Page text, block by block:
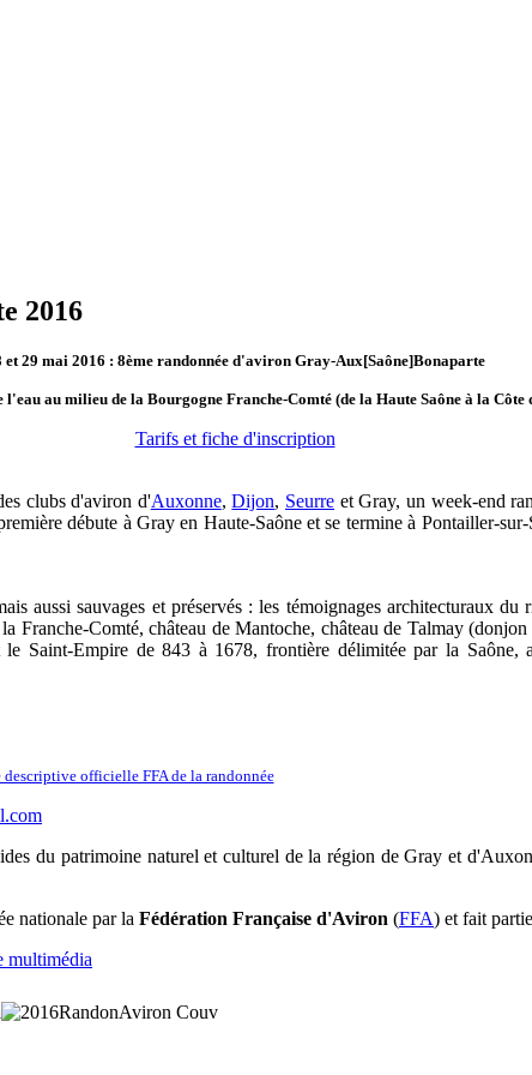
2016
et 29 mai 2016 : 8ème randonnée d'aviron Gray-Aux[Saône]Bonaparte
l'eau au milieu de la Bourgogne Franche-Comté (de la Haute Saône à la Côte
Tarifs et fiche d'inscription
clubs d'aviron d'Auxonne,Dijon, Seurre et Gray, un week-end
débute à Gray en Haute-Saône et se termine à Pontailler-
aussi sauvages et préservés : les témoignages architecturaux du
Franche-Comté, château de Mantoche, château de Talmay
Saint-Empire de 843 à 1678, frontière délimitée par la Saône,
officielle FFA de la randonnée
du patrimoine naturel et culturel de la région de Gray et
nationale par la Fédération Française d'Aviron (FFA) et fait
multimédia